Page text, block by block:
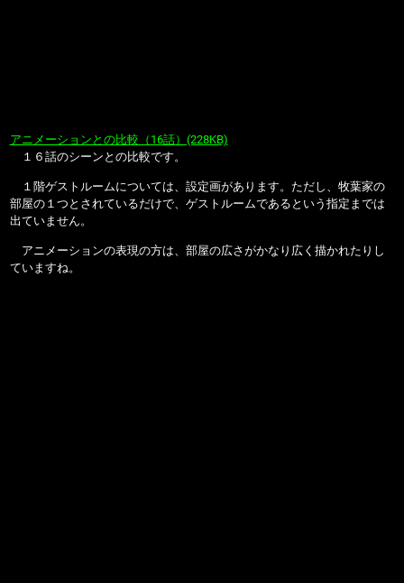
アニメーションとの比較（16話）(228KB)
１６話のシーンとの比較です。
１階ゲストルームについては、設定画があります。ただし、牧葉家の
部屋の１つとされているだけで、ゲストルームであるという指定までは
出ていません。
アニメーションの表現の方は、部屋の広さがかなり広く描かれたりし
ていますね。